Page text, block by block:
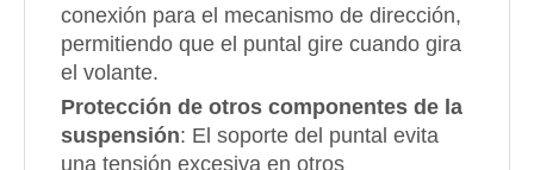
conexión para el mecanismo de dirección,
permitiendo que el puntal gire cuando gira
el volante.
Protección de otros componentes de la
suspensión: El soporte del puntal evita
una tensión excesiva en otros